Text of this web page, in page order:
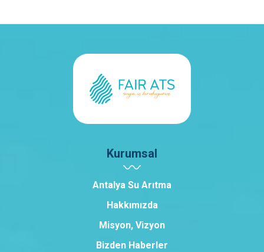
Kurumsal
Antalya Su Arıtma
Hakkımızda
Misyon, Vizyon
Bizden Haberler